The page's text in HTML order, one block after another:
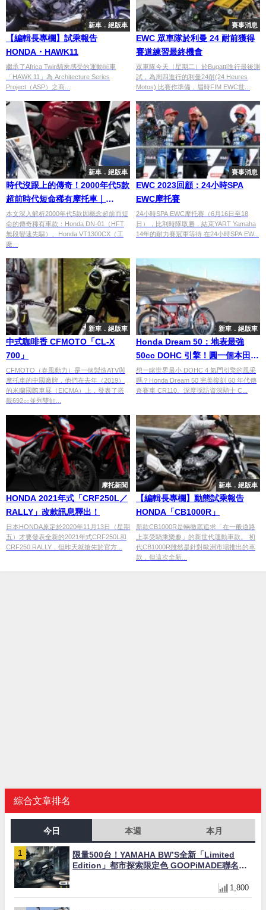
新車．絕版車
【編輯長專欄】試乘報告
HONDA・HAWK11
繼承了Africa Twin騎乘感受的運動街車
「HAWK 11」為 Architecture Series
Project（ASP）之商...
賽事消息
EWC 眾車隊於利曼 24 耐前獲得
賽道練習最終機會
眾車隊今天（星期二）於Bugatti進行最後測
試，為周四進行的利曼24耐(24 Heures
Motos) 比賽作準備，屆時FIM EWC世...
新車．絕版車
時代沒跟上的傳奇！2000年代5款
超前時代短命稀有摩托車｜
Honda DN-01、Harley-
Davidson Rocker C等完整介紹 |
Webike Moto Guide
本文深入解析2000年代5款因概念超前而短
命的傳奇稀有車款：Honda DN-01（HFT
無段變速先驅）、Honda VT1300CX（工
廠...
賽事消息
EWC 2023回顧：24小時SPA
EWC摩托賽
24小時SPA EWC摩托賽（6月16日至18
日），比利時隊取勝，結束YART Yamaha
14年的耐力賽冠軍等待 在24小時SPA EW...
新車．絕版車
中式咖啡香 CFMOTO「CL-X
700」
CFMOTO（春風動力）是一個製造ATV與
摩托車的中國廠牌，他們在去年（2019）
的米蘭國際車展（EICMA）上，發表了搭
載692㏄並列雙缸...
新車．絕版車
Honda Dream 50：地表最強
50cc DOHC 引擎！圓一個本田
60 年代的賽車夢
想一睹世界最小 DOHC 4 氣門引擎的風采
嗎？Honda Dream 50 完美復刻 60 年代傳
奇賽車 CR110。深度採訪資深騎士 C...
摩托新聞
HONDA 2021年式「CRF250L／
RALLY」改款訊息釋出！
日本HONDA原定於2020年11月13日（星期
五）才要發表全新的2021年式CRF250L和
CRF250 RALLY，但昨天就搶先於官方...
新車．絕版車
【編輯長專欄】動態試乘報告
HONDA「CB1000R」
新款CB1000R是輛徹底追求「在一般道路
上享受騎乘樂趣」的新世代運動車款。 初
代CB1000R雖然是針對歐洲市場推出的車
款，但這次全新...
綜合文章排名
今日 本週 本月
限量500台！YAMAHA BW’S全新「Limited
Edition」都市探索限定色 GOOPiMADE聯名包
1,800